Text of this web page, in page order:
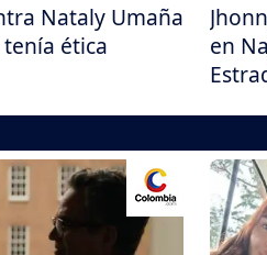
Nataly Umaña
ética
en